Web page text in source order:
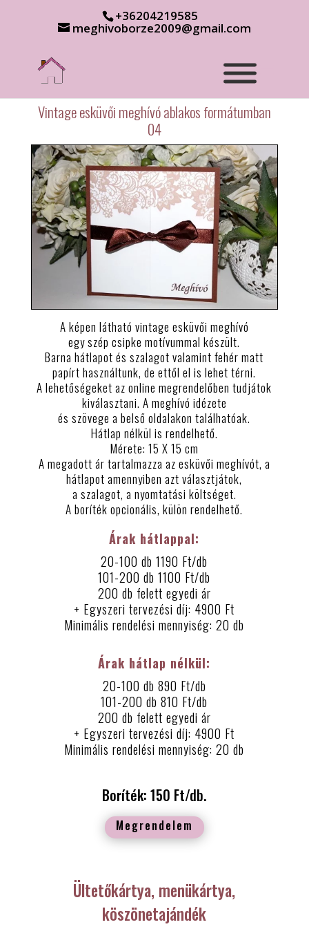
+36204219585
meghivoborze2009@gmail.com
Vintage esküvői meghívó ablakos formátumban
04
A képen látható vintage esküvői meghívó
egy szép csipke motívummal készült.
Barna hátlapot és szalagot valamint fehér matt
papírt használtunk, de ettől el is lehet térni.
A lehetőségeket az online megrendelőben tudjátok
kiválasztani. A meghívó idézete
és szövege a belső oldalakon találhatóak.
Hátlap nélkül is rendelhető.
Mérete: 15 X 15 cm
A megadott ár tartalmazza az esküvői meghívót, a
hátlapot amennyiben azt választjátok,
a szalagot, a nyomtatási költséget.
A boríték opcionális, külön rendelhető.
Árak hátlappal:
20-100 db 1190 Ft/db
101-200 db 1100 Ft/db
200 db felett egyedi ár
+ Egyszeri tervezési díj: 4900 Ft
Minimális rendelési mennyiség: 20 db
Árak hátlap nélkül:
20-100 db 890 Ft/db
101-200 db 810 Ft/db
200 db felett egyedi ár
+ Egyszeri tervezési díj: 4900 Ft
Minimális rendelési mennyiség: 20 db
Boríték: 150 Ft/db.
Megrendelem
Ültetőkártya, menükártya,
köszönetajándék